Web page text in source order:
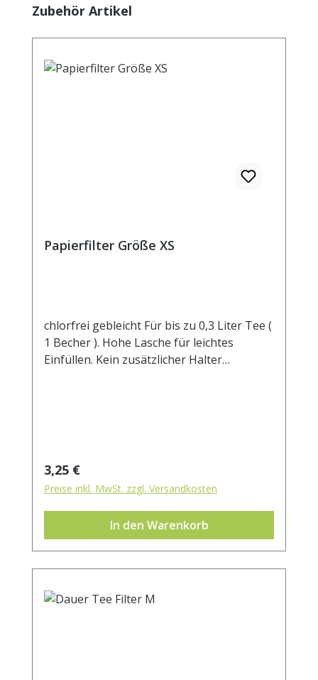
Produktgalerie überspringen
Zubehör Artikel
Papierfilter Größe XS
chlorfrei gebleicht Für bis zu 0,3 Liter Tee (
1 Becher ). Hohe Lasche für leichtes
Einfüllen. Kein zusätzlicher Halter
Regulärer Preis:
3,25 €
Preise inkl. MwSt. zzgl. Versandkosten
In den Warenkorb